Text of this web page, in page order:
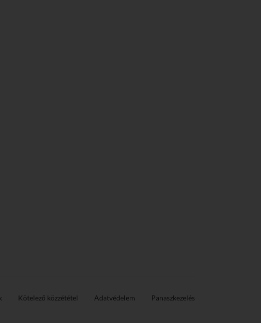
Kötelező közzététel Adatvédelem Panaszkezelés